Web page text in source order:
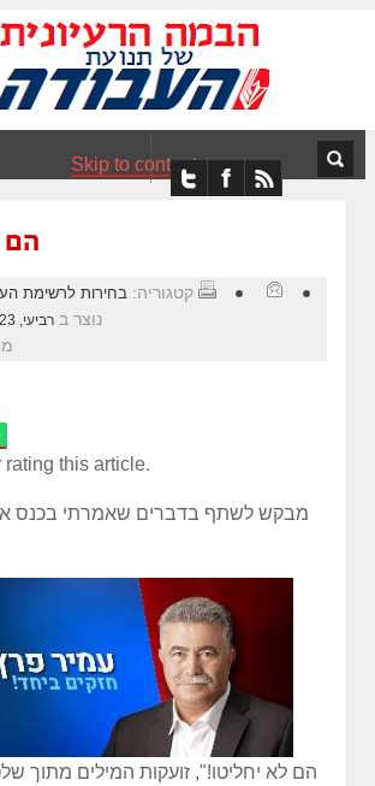
Skip to content
הם
קטגוריה: בחירות לרשימת
נוצר ב רביעי, 23 ינואר 2019 14:09
this article.
מבקש לשתף בדברים שאמרתי בכנס